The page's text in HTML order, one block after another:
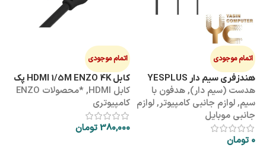
اتمام موجودی
هندزفری سیم دار YESPLUS
YS-113
هدست (سیم دار),هدفون با
سیم,لوازم جانبی کامپیوتر,لوازم
جانبی موبایل
0 تومان
اتمام موجودی
کابل HDMI 1/5M ENZO 4K پک
طلقی
کابل HDMI ,
*محصولات ENZO
کامپیوتری
380,000تومان